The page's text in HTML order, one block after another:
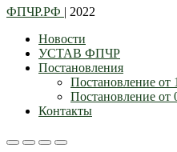
ФПЧР.РФ | 2022
Новости
УСТАВ ФПЧР
Постановления
Постановление от
Постановление от
Контакты